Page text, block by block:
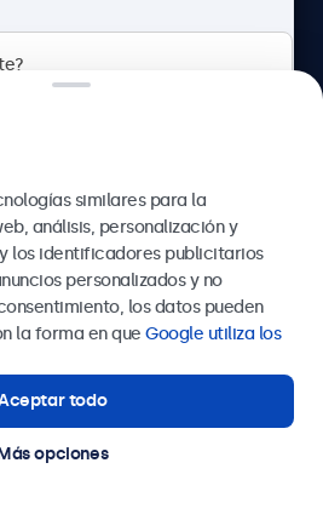
con supporte)
de 5000+ empresas
Beetronics
Enviar
similares para la
análisis, personalización y
los identificadores publicitarios
personalizados y no
los datos pueden
la forma en que Google utiliza los
todo
opciones